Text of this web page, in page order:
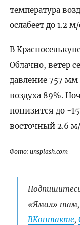
температура
ослабеет до 1.2 м/
В
Облачно, ветер
давление 757 мм
воздуха 89%.
понизится до -
восточный 2.6
Фото: unsplash.com
«Ямал» там,
ВКонтакте,